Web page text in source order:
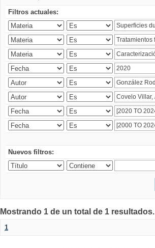
Filtros actuales:
Nuevos filtros:
Mostrando 1 de un total de 1 resultados.
1